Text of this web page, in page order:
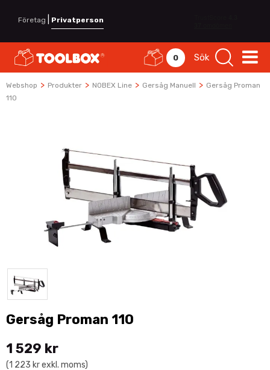
Företag Privatperson
0 Sök
Webshop > Produkter > NOBEX Line > Gersåg Manuell > Gersåg Proman
110
Gersåg Proman 110
1 529 kr
(1 223 kr exkl. moms)